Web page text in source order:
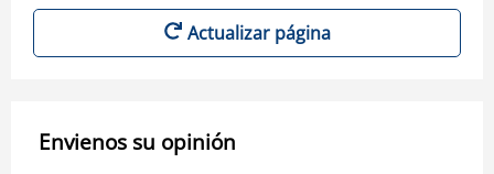
Actualizar página
Envienos su opinión